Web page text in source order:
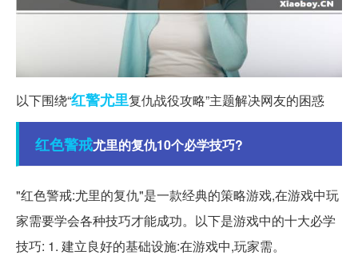
以下围绕“红警尤里复仇战役攻略”主题解决网友的困惑
红色警戒尤里的复仇10个必学技巧?
"红色警戒:尤里的复仇"是一款经典的策略游戏,在游戏中玩
家需要学会各种技巧才能成功。以下是游戏中的十大必学
技巧: 1. 建立良好的基础设施:在游戏中,玩家需。